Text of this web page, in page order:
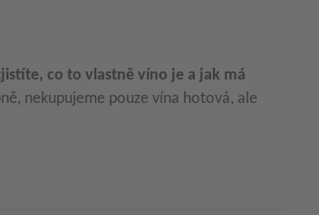
co to vlastně víno je a jak má
nekupujeme pouze vína hotová, ale